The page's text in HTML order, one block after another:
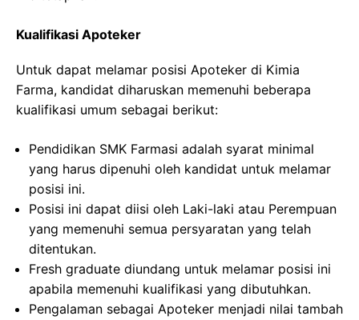
Kualifikasi Apoteker
Untuk dapat melamar posisi Apoteker di Kimia
Farma, kandidat diharuskan memenuhi beberapa
kualifikasi umum sebagai berikut:
Pendidikan SMK Farmasi adalah syarat minimal
yang harus dipenuhi oleh kandidat untuk melamar
posisi ini.
Posisi ini dapat diisi oleh Laki-laki atau Perempuan
yang memenuhi semua persyaratan yang telah
ditentukan.
Fresh graduate diundang untuk melamar posisi ini
apabila memenuhi kualifikasi yang dibutuhkan.
Pengalaman sebagai Apoteker menjadi nilai tambah